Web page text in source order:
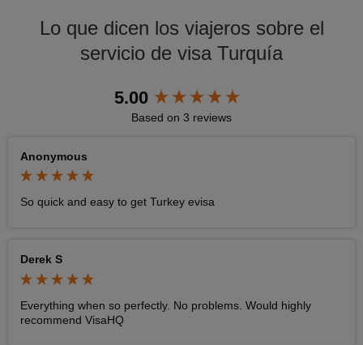
Lo que dicen los viajeros sobre el
servicio de visa Turquía
5.00
Based on 3 reviews
Anonymous
So quick and easy to get Turkey evisa
Derek S
Everything when so perfectly. No problems. Would highly
recommend VisaHQ
New content loaded